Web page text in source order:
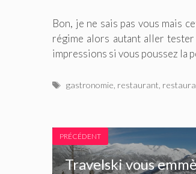
Bon, je ne sais pas vous mais
régime alors autant aller tester
impressions si vous poussez la
Étiquettes
gastronomie restaurant
PRÉCÉDENT
Travelski vous